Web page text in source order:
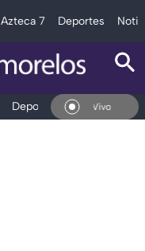
Azteca 7 Deportes
Deportes Espectáculos
En Vivo